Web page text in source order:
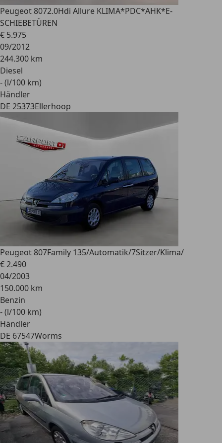
Peugeot 8072.0Hdi Allure KLIMA*PDC*AHK*E-
SCHIEBETÜREN
€ 5.975
09/2012
244.300 km
Diesel
- (l/100 km)
Händler
DE 25373Ellerhoop
Peugeot 807Family 135/Automatik/7Sitzer/Klima/
€ 2.490
04/2003
150.000 km
Benzin
- (l/100 km)
Händler
DE 67547Worms